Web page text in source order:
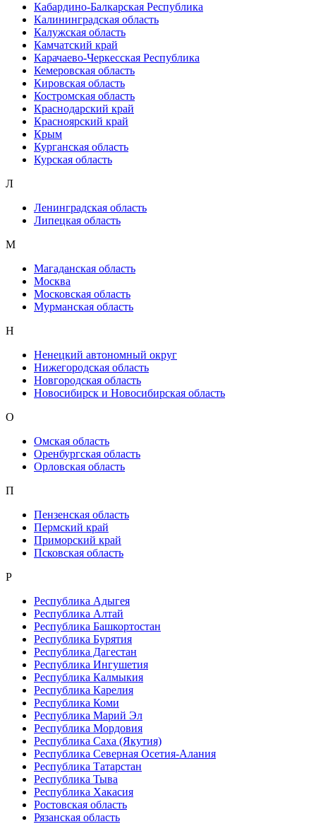
Кабардино-Балкарская Республика
Калининградская область
Калужская область
Камчатский край
Карачаево-Черкесская Республика
Кемеровская область
Кировская область
Костромская область
Краснодарский край
Красноярский край
Крым
Курганская область
Курская область
Л
Ленинградская область
Липецкая область
М
Магаданская область
Москва
Московская область
Мурманская область
Н
Ненецкий автономный округ
Нижегородская область
Новгородская область
Новосибирск и Новосибирская область
О
Омская область
Оренбургская область
Орловская область
П
Пензенская область
Пермский край
Приморский край
Псковская область
Р
Республика Адыгея
Республика Алтай
Республика Башкортостан
Республика Бурятия
Республика Дагестан
Республика Ингушетия
Республика Калмыкия
Республика Карелия
Республика Коми
Республика Марий Эл
Республика Мордовия
Республика Саха (Якутия)
Республика Северная Осетия-Алания
Республика Татарстан
Республика Тыва
Республика Хакасия
Ростовская область
Рязанская область